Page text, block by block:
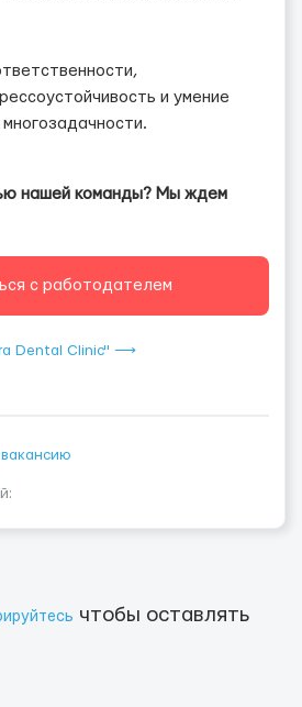
и умение
нашей команды? Мы ждем
с работодателем
Dental Clinic" ⟶
чтобы оставлять